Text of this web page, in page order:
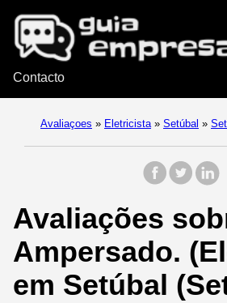
Contacto
Avaliaçoes » Eletricista » Setúbal »
Avaliações
Ampersado.
em Setúbal